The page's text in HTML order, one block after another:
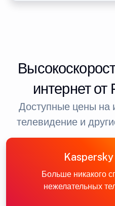
интернет
Доступные цены на
телевидение и
Больше никакого
нежелательных